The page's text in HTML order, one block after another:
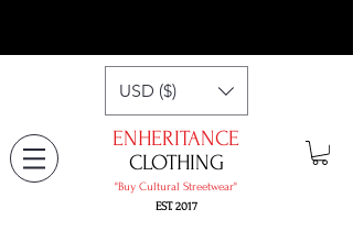
USD ($)
ENHERITANCE
CLOTHING
"​Buy Cultural Streetwear"
EST. 2017